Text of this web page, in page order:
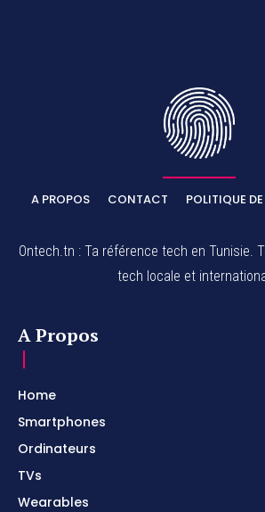
A PROPOS CONTACT POLITIQUE
Ontech.tn : Ta référence tech en Tunisie.
tech locale et
A Propos
Home
Smartphones
Ordinateurs
TVs
Wearables